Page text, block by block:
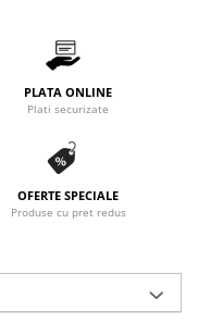
PLATA ONLINE
Plati securizate
OFERTE SPECIALE
Produse cu pret redus